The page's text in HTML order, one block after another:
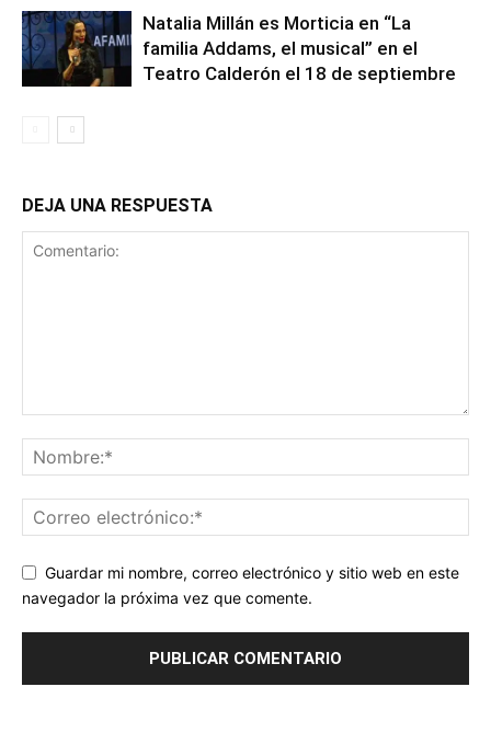
Natalia Millán es Morticia en “La
familia Addams, el musical” en el
Teatro Calderón el 18 de septiembre
DEJA UNA RESPUESTA
Guardar mi nombre, correo electrónico y sitio web en este
navegador la próxima vez que comente.